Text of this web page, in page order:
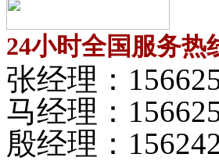
24小时全国服务热
张经理：
马经理：
殷经理：